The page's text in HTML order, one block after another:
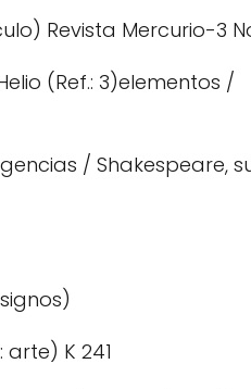
Revista Mercurio-3
(Ref.: 3)elementos /
/ Shakespeare,
K 241